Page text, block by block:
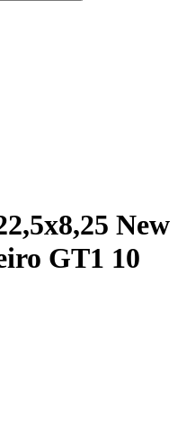
New
GT1 10